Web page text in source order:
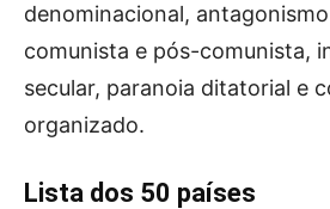
denominacional,
comunista e pós-comunista,
secular, paranoia ditatorial e
organizado.
Lista dos 50 países